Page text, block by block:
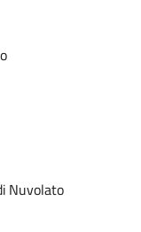
Nuvolato